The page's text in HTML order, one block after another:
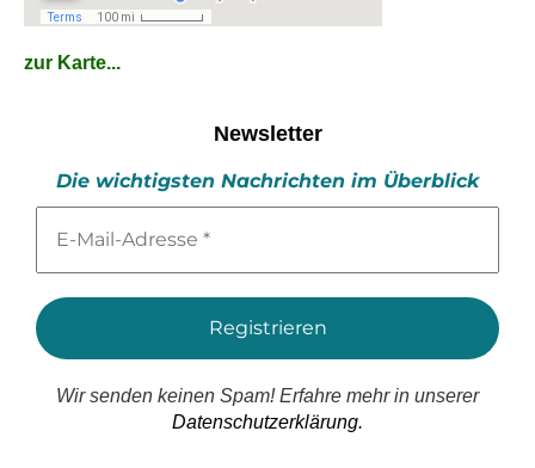
zur Karte...
Newsletter
Die wichtigsten Nachrichten im Überblick
Mail-
*
Wir senden keinen Spam! Erfahre mehr in unserer
Datenschutzerklärung.